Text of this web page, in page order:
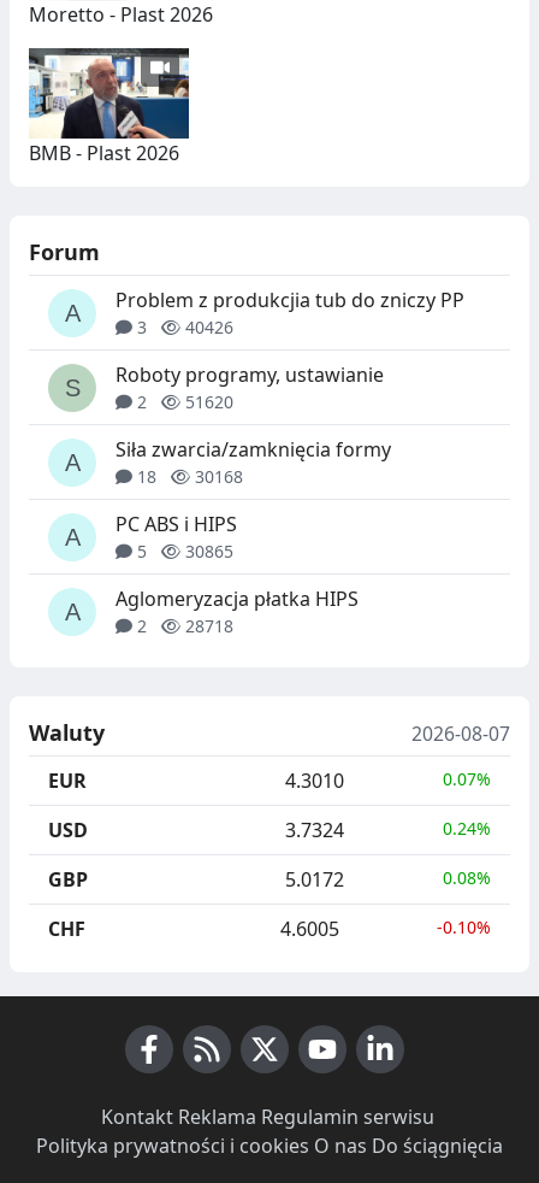
Moretto - Plast 2026
BMB - Plast 2026
Forum
Problem z produkcjia tub do zniczy PP
3 40426
Roboty programy, ustawianie
2 51620
Siła zwarcia/zamknięcia formy
18 30168
PC ABS i HIPS
5 30865
Aglomeryzacja płatka HIPS
2 28718
Waluty
2026-08-07
EUR
4.3010 0.07%
USD 3.7324 0.24%
GBP 5.0172 0.08%
CHF 4.6005 -0.10%
Kontakt· Reklama Regulamin serwisu
Polityka prywatności i cookies O nas Do ściągnięcia